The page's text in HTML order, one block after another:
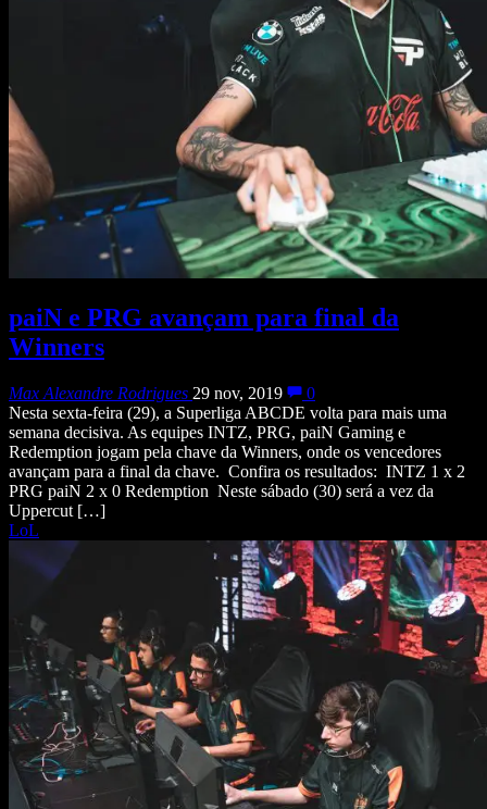
paiN e PRG avançam para final da
Winners
Max Alexandre Rodrigues 29 nov, 2019
0
Nesta sexta-feira (29), a Superliga ABCDE volta para mais uma
semana decisiva. As equipes INTZ, PRG, paiN Gaming e
Redemption jogam pela chave da Winners, onde os vencedores
avançam para a final da chave. Confira os resultados: INTZ 1 x 2
PRG paiN 2 x 0 Redemption Neste sábado (30) será a vez da
Uppercut […]
LoL